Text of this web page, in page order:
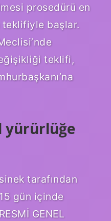
prosedürü en
başlar.
teklifi,
yürürlüğe
tarafından
gün içinde
GENEL